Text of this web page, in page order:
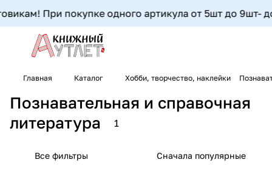
При покупке одного артикула от 5шт до 9шт-
Главная Каталог Хобби, творчество, наклейки
Познавательная и справочная
литература
1
Все фильтры Сначала популярные